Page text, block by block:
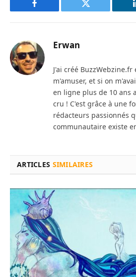
Facebook Twitter
Erwan
J'ai créé
m'amuser, et si on
en ligne plus de 10 ans
cru ! C'est grâce à une
rédacteurs passionnés
communautaire existe
ARTICLES SIMILAIRES